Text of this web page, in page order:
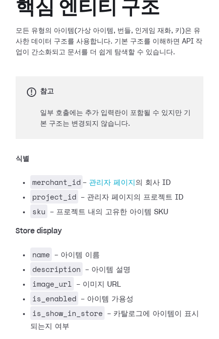
핵심 엔티티 구조
모든 유형의 아이템(가상 아이템, 번들, 인게임 재화, 키)은 유
사한 데이터 구조를 사용합니다. 기본 구조를 이해하면 API 작
업이 간소화되고 문서를 더 쉽게 탐색할 수 있습니다.
참고
일부 호출에는 추가 입력란이 포함될 수 있지만 기
본 구조는 변경되지 않습니다.
식별
merchant_id - 관리자 페이지 의 회사 ID
project_id - 관리자 페이지의 프로젝트 ID
sku - 프로젝트 내의 고유한 아이템 SKU
Store display
name - 아이템 이름
description - 아이템 설명
image_url - 이미지 URL
is_enabled - 아이템 가용성
is_show_in_store
- 카탈로그에 아이템이 표시
되는지 여부